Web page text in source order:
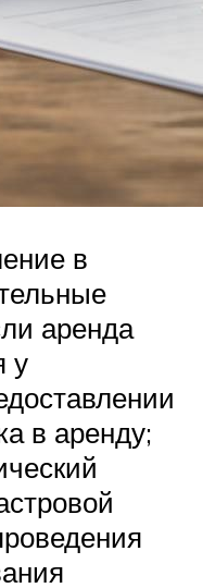
в
аренда
у
в аренду;